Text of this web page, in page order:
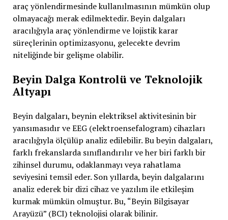
araç yönlendirmesinde kullanılmasının mümkün olup
olmayacağı merak edilmektedir. Beyin dalgaları
aracılığıyla araç yönlendirme ve lojistik karar
süreçlerinin optimizasyonu, gelecekte devrim
niteliğinde bir gelişme olabilir.
Beyin Dalga Kontrolü ve Teknolojik
Altyapı
Beyin dalgaları, beynin elektriksel aktivitesinin bir
yansımasıdır ve EEG (elektroensefalogram) cihazları
aracılığıyla ölçülüp analiz edilebilir. Bu beyin dalgaları,
farklı frekanslarda sınıflandırılır ve her biri farklı bir
zihinsel durumu, odaklanmayı veya rahatlama
seviyesini temsil eder. Son yıllarda, beyin dalgalarını
analiz ederek bir dizi cihaz ve yazılım ile etkileşim
kurmak mümkün olmuştur. Bu, “Beyin Bilgisayar
Arayüzü” (BCI) teknolojisi olarak bilinir.